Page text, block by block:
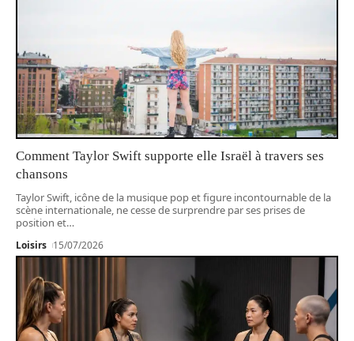
Comment Taylor Swift supporte elle Israël à travers ses
chansons
Taylor Swift, icône de la musique pop et figure incontournable de la
scène internationale, ne cesse de surprendre par ses prises de
position et…
Loisirs 15/07/2026